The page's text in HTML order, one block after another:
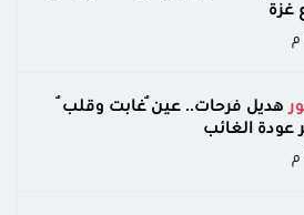
غزة
هديل فرحات.. عينٌ غابت وقلبٌ
عودة الغائب